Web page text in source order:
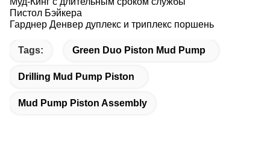
Пистол Бэйкера
Гарднер Денвер дуплекс и триплекс поршень
Tags: Green Duo Piston Mud Pump
Drilling Mud Pump Piston
Mud Pump Piston Assembly